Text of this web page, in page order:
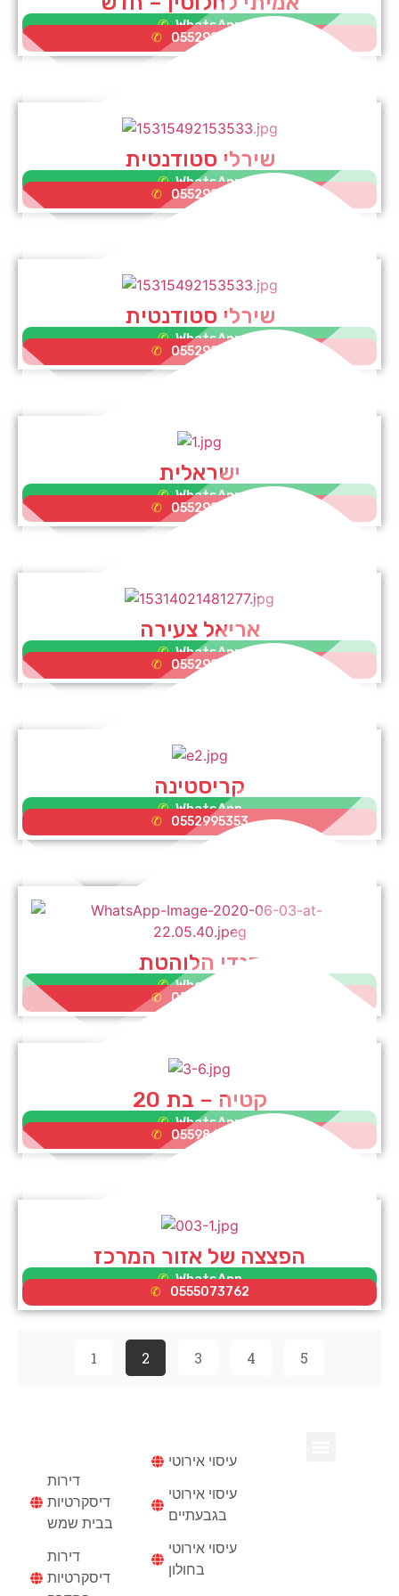
WhatsApp
0552995353
שירלי סטודנטית
WhatsApp
0552995353
שירלי סטודנטית
WhatsApp
0552995353
ישראלית
WhatsApp
0552995353
אריאל צעירה
WhatsApp
0552995353
קריסטינה
WhatsApp
0552995353
סנדי הלוהטת
WhatsApp
0559865581
קטיה – בת 20
WhatsApp
0559865581
הפצצה של אזור המרכז
WhatsApp
0555073762
1 2 3 4 5
דירות
דיסקרטיות
בבית שמש
דירות
דיסקרטיות
עיסוי אירוטי
עיסוי אירוטי
בגבעתיים
עיסוי אירוטי
בחולון